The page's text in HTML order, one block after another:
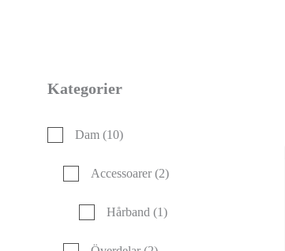
Kategorier
Dam (10)
Accessoarer (2)
Hårband (1)